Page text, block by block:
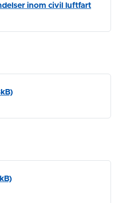
inom civil luftfart